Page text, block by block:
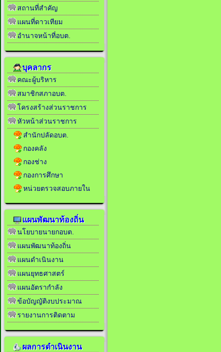
สถานที่สำคัญ
แผนที่ดาวเทียม
อำนาจหน้าที่อบต.
บุคลากร
คณะผู้บริหาร
สมาชิกสภาอบต.
โครงสร้างส่วนราชการ
หัวหน้าส่วนราชการ
สำนักปลัดอบต.
กองคลัง
กองช่าง
กองการศึกษา
หน่วยตรวจสอบภายใน
แผนพัฒนาท้องถิ่น
นโยบายนายกอบต.
แผนพัฒนาท้องถิ่น
แผนดำเนินงาน
แผนยุทธศาสตร์
แผนอัตรากำลัง
ข้อบัญญัติงบประมาณ
รายงานการติดตาม
ผลการดำเนินงาน